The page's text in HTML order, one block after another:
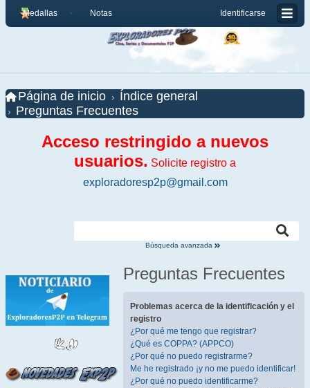
Identificarse
Medallas Notas
Página de inicio
Índice general
Preguntas Frecuentes
Acceso restringido a nuevos
usuarios. Solicite registro a
exploradoresp2p@gmail.com
Búsqueda avanzada
Preguntas Frecuentes
Problemas acerca de la identificación y el
registro
¿Por qué me tengo que registrar?
¿Qué es COPPA? (APPCO)
¿Por qué no puedo registrarme?
Me he registrado ¡y no me puedo identificar!
¿Por qué no puedo identificarme?